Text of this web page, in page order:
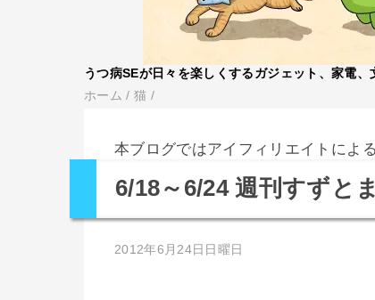
うつ病SEが日々を楽しくするガジェット、家電
ホーム /猫 /
本ブログではアイフィリエイトによ
6/18～6/24 週刊すずと
2012年6月24日日曜日